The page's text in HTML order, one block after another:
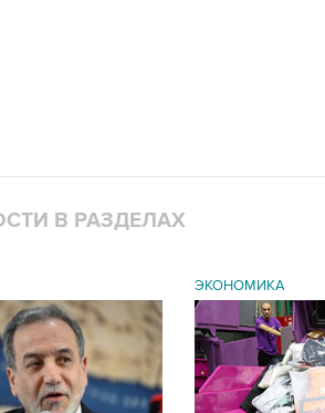
В РАЗДЕЛАХ
ЭКОНОМИКА